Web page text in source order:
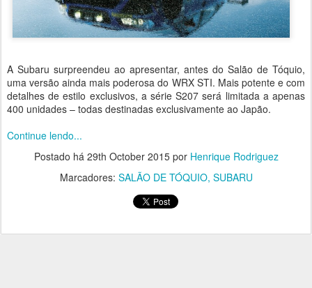
A Subaru surpreendeu ao apresentar, antes do Salão de Tóquio,
uma versão ainda mais poderosa do WRX STI. Mais potente e com
detalhes de estilo exclusivos, a série S207 será limitada a apenas
400 unidades – todas destinadas exclusivamente ao Japão.
Continue lendo...
Postado há 29th October 2015por Henrique Rodriguez
Marcadores: SALÃO DE TÓQUIO SUBARU